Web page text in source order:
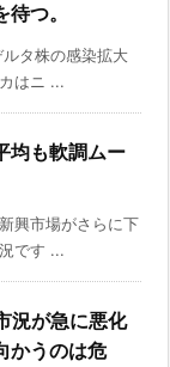
つ。
タ株の感染拡大
はニ ...
均も軟調ムー
興市場がさらに下
です ...
況が急に悪化
かうのは危